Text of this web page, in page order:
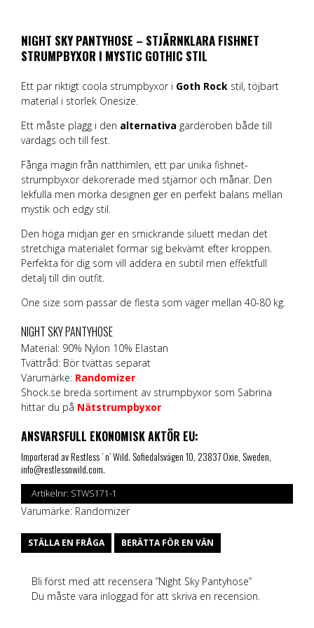
NIGHT SKY PANTYHOSE – STJÄRNKLARA FISHNET
STRUMPBYXOR I MYSTIC GOTHIC STIL
Ett par riktigt coola strumpbyxor i Goth Rock stil, töjbart
material i storlek Onesize.
Ett måste plagg i den alternativa garderoben både till
vardags och till fest.
Fånga magin från natthimlen, ett par unika fishnet-
strumpbyxor dekorerade med stjärnor och månar. Den
lekfulla men mörka designen ger en perfekt balans mellan
mystik och edgy stil.
Den höga midjan ger en smickrande siluett medan det
stretchiga materialet formar sig bekvämt efter kroppen.
Perfekta för dig som vill addera en subtil men effektfull
detalj till din outfit.
One size som passar de flesta som väger mellan 40-80 kg.
NIGHT SKY PANTYHOSE
Material: 90% Nylon 10% Elastan
Tvättråd: Bör tvättas separat
Varumärke: Randomizer
Shock.se breda sortiment av strumpbyxor som Sabrina
hittar du på Nätstrumpbyxor
ANSVARSFULL EKONOMISK AKTÖR EU:
Importerad av Restless ’ n’ Wild. Sofiedalsvägen 10, 23837 Oxie, Sweden,
info@restlessnwild.com.
Artikelnr: STWS171-1
Varumärke: Randomizer
STÄLLA EN FRÅGA BERÄTTA FÖR EN VÄN
Bli först med att recensera ”Night Sky Pantyhose”
Du måste vara inloggad för att skriva en recension.